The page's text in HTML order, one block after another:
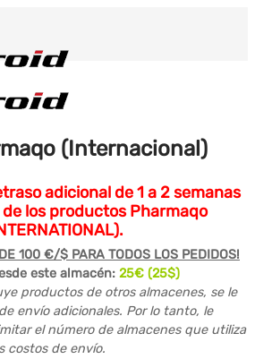
(Internacional)
adicional de 1 a 2 semanas
los productos Pharmaqo
100 €/$ PARA TODOS LOS PEDIDOS!
este almacén: 25€ (25$)
productos de otros almacenes, se le
envío adicionales. Por lo tanto, le
el número de almacenes que utiliza
costos de envío.